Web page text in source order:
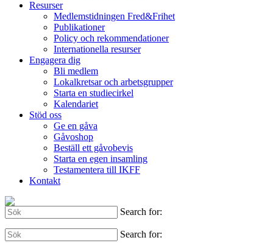
Resurser
Medlemstidningen Fred&Frihet
Publikationer
Policy och rekommendationer
Internationella resurser
Engagera dig
Bli medlem
Lokalkretsar och arbetsgrupper
Starta en studiecirkel
Kalendariet
Stöd oss
Ge en gåva
Gåvoshop
Beställ ett gåvobevis
Starta en egen insamling
Testamentera till IKFF
Kontakt
Search for:
Search for: